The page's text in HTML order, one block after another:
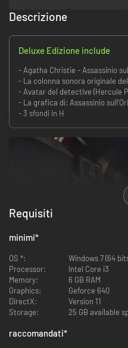
Descrizione
Deluxe Edizione include
- Agatha Christie - Assassinio
- La colonna sonora originale
- Avatar del detective (Hercule
- La grafica di: Assassinio
- 3 sfondi in H
Christie. Ambientato nel 2023,
racconto classico in un modo che
accaniti. Con nuovissimi elementi
mistero e la suspense come mai
famosi di Hercule Poirot.
Poirot, durante questo viaggio, è
Requisiti
minimi*
OS *:
Windows 7 (64
Processor:
Intel Core i3
Memory:
6 GB RAM
Graphics:
Geforce 640
DirectX:
Version 11
Storage:
25 GB available
raccomandati*